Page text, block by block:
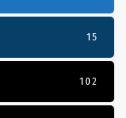
15
102